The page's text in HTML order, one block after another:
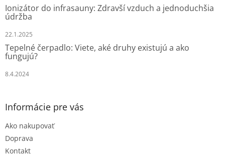
Ionizátor do infrasauny: Zdravší vzduch a jednoduchšia
údržba
22.1.2025
Tepelné čerpadlo: Viete, aké druhy existujú a ako
fungujú?
8.4.2024
Informácie pre vás
Ako nakupovať
Doprava
Kontakt